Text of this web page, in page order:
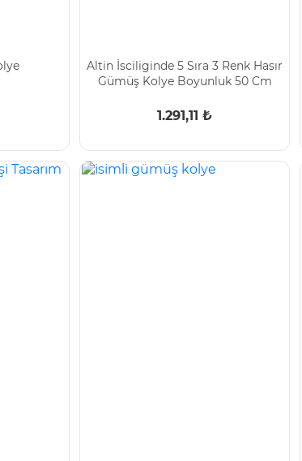
Altin İsciliginde 5 Sıra 3 Renk Hasır
Gümüş Kolye Boyunluk 50 Cm
1.291,11 ₺